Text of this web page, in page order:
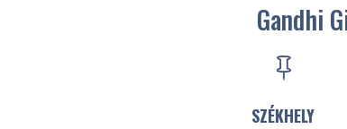
Gandhi

SZÉKHELY